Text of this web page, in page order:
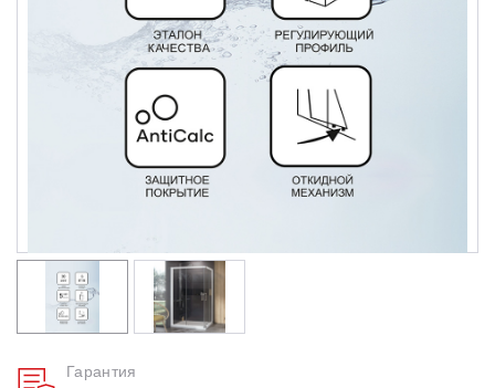
Гидромассаж для ванны
Душевые каналы
Умывальники
Средства ухода
Гарантия